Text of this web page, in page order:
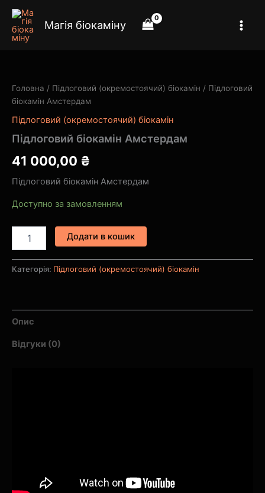
Перейти
вмісту
Магія біокаміну
Головна / Підлоговий (окремостоячий) біокамін / Підлоговий
біокамін Амстердам
Підлоговий (окремостоячий) біокамін
Підлоговий біокамін Амстердам
41 000,00 ₴
Підлоговий біокамін Амстердам
Доступно за замовленням
кількість
Додати в кошик
Категорія: Підлоговий (окремостоячий) біокамін
Опис
Відгуки (0)